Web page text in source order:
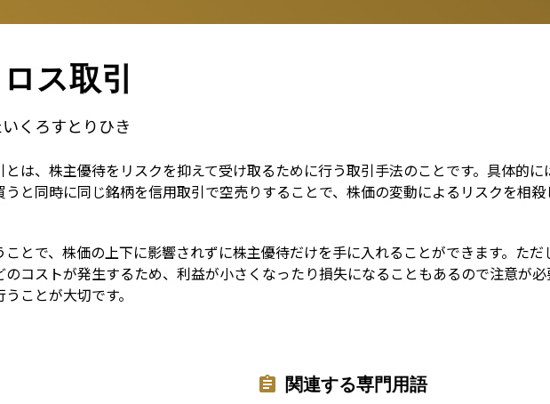
ス取引
くろすとりひき
とは、株主優待をリスクを抑えて受け取るために行う取引手法のことです。具体的
うと同時に同じ銘柄を信用取引で空売りすることで、株価の変動によるリスクを相
ことで、株価の上下に影響されずに株主優待だけを手に入れることができます。た
のコストが発生するため、利益が小さくなったり損失になることもあるので注意が
ことが大切です。
関連する専門用語